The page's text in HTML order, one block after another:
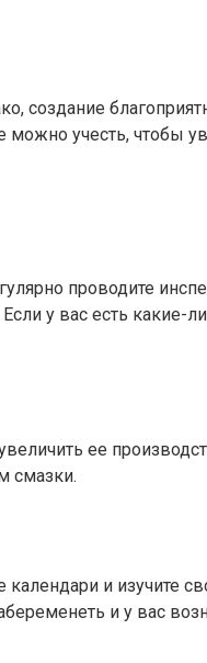
создание
учесть, чтобы
проводите
у вас есть какие-
ее
смазки.
и изучите
и у вас